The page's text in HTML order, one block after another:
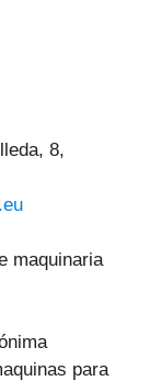
8,
maquinaria
para